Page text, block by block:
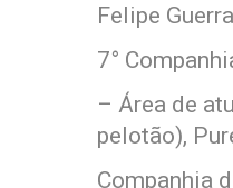
Felipe
7°
– Área de
pelotão),
Companhia